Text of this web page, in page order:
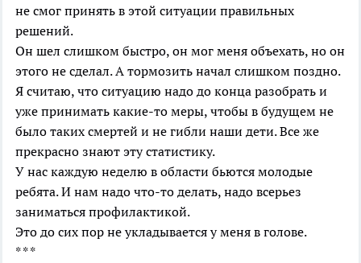
не смог принять в этой ситуации правильных
решений.
Он шел слишком быстро, он мог меня объехать, но он
этого не сделал. А тормозить начал слишком поздно.
Я считаю, что ситуацию надо до конца разобрать и
уже принимать какие-то меры, чтобы в будущем не
было таких смертей и не гибли наши дети. Все же
прекрасно знают эту статистику.
У нас каждую неделю в области бьются молодые
ребята. И нам надо что-то делать, надо всерьез
заниматься профилактикой.
Это до сих пор не укладывается у меня в голове.
* * *